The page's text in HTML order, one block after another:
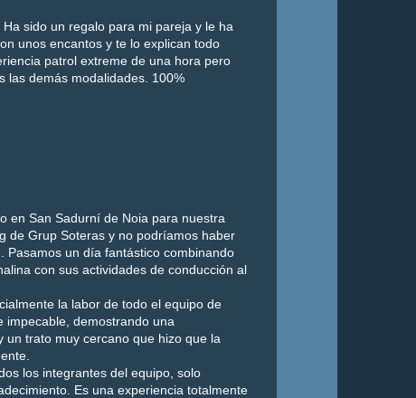
sido un regalo para mi pareja y le ha
unos encantos y te lo explican todo
patrol extreme de una hora pero
las demás modalidades. 100%
en San Sadurní de Noia para nuestra
de Grup Soteras y no podríamos haber
Pasamos un día fantástico combinando
con sus actividades de conducción al
la labor de todo el equipo de
impecable, demostrando una
un trato muy cercano que hizo que la
los integrantes del equipo, solo
Es una experiencia totalmente